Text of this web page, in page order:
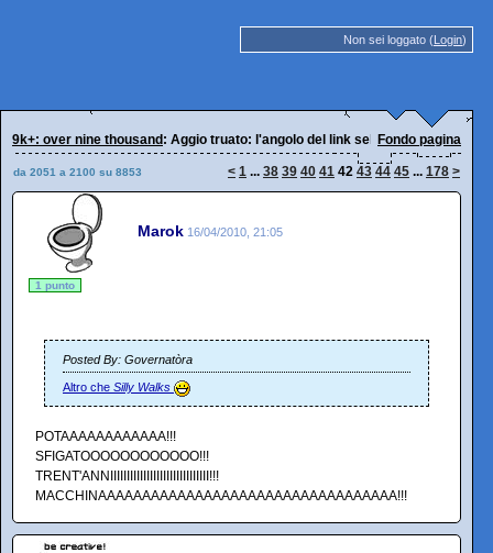
Non sei loggato (Login)
9k+: over nine thousand : Aggio truato: l'angolo del link selvaggioFondo pagina
da 2051 a 2100 su 8853 < 1 ... 38 39 40 41 42 43 44 45 ... 178 >
Marok 16/04/2010, 21:05
1 punto
Posted By: Governatòra
Altro che Silly Walks
POTAAAAAAAAAAAA!!!
SFIGATOOOOOOOOOOOO!!!
TRENT'ANNIIIIIIIIIIIIIIIIIIIIIIIIIIIIII!!!
MACCHINAAAAAAAAAAAAAAAAAAAAAAAAAAAAAAAAAA!!!